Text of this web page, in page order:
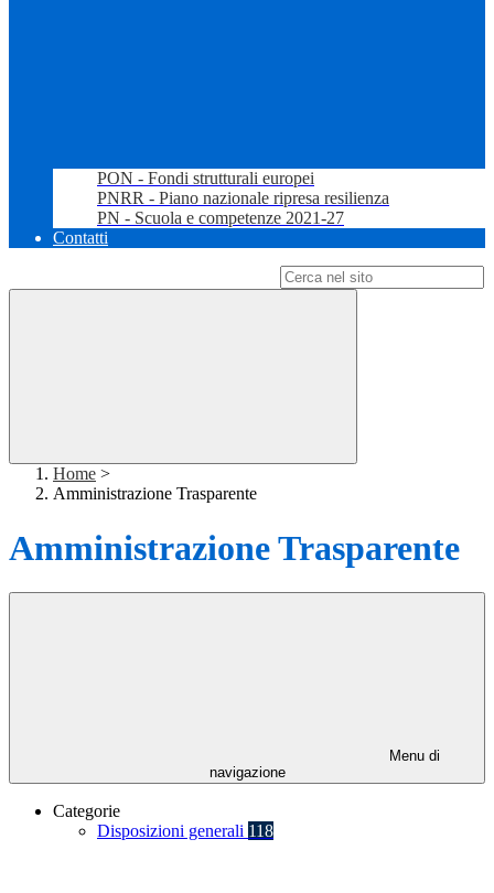
PON - Fondi strutturali europei
PNRR - Piano nazionale ripresa resilienza
PN - Scuola e competenze 2021-27
Contatti
Home >
Amministrazione Trasparente
Amministrazione Trasparente
Menu di
navigazione
Categorie
Disposizioni generali 118